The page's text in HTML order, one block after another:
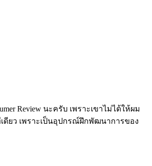
Review นะครับ เพราะเขาไม่ได้ให้ผม
ดียว เพราะเป็นอุปกรณ์ฝึกพัฒนาการของ